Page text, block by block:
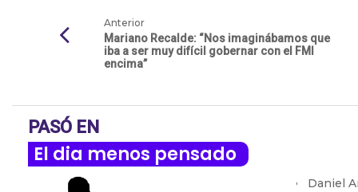
Anterior
Mariano Recalde: “Nos imaginábamos que
iba a ser muy difícil gobernar con el FMI
encima”
PASÓ EN
El dia menos pensado
Daniel